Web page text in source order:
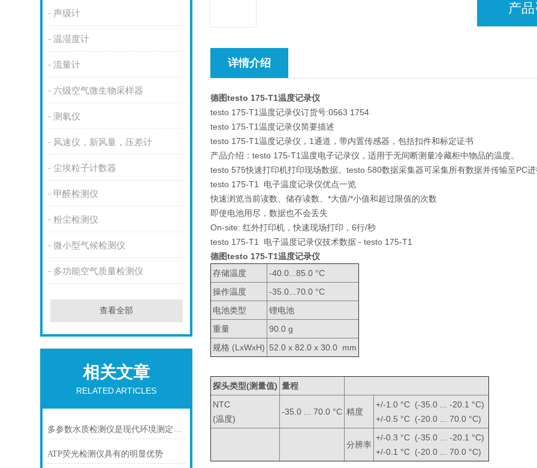
声级计
温湿度计
流量计
六级空气微生物采样器
测氡仪
风速仪，新风量，压差计
尘埃粒子计数器
甲醛检测仪
粉尘检测仪
微小型气候检测仪
多功能空气质量检测仪
查看全部
相关文章
RELATED ARTICLES
多参数水质检测仪是现代环境测定的仪器之一
ATP荧光检测仪具有的明显优势
产
详情介绍
德图testo 175-T1温度记录仪
testo 175-T1温度记录仪订货号:0563 1754
testo 175-T1温度记录仪简要描述
testo 175-T1温度记录仪，1通道，带内置传感器，包括扣件和标定证书
产品介绍：testo 175-T1温度电子记录仪，适用于无间断测量冷藏柜中物品的温度。
testo 575快速打印机打印现场数据。testo 580数据采集器可采集所有数据并传输至PC进
testo 175-T1 电子温度记录仪优点一览
快速浏览当前读数、储存读数、*大值/*小值和超过限值的次数
即使电池用尽，数据也不会丢失
On-site: 红外打印机，快速现场打印，6行/秒
testo 175-T1 电子温度记录仪技术数据 - testo 175-T1
德图testo 175-T1温度记录仪
存储温度
-40.0...85.0 °C
操作温度
-35.0...70.0 °C
电池类型
锂电池
重量
90.0 g
规格 (LxWxH) 52.0 x 82.0 x 30.0 mm
探头类型(测量值) 量程
NTC
(温度)
-35.0 ... 70.0 °C 精度
+/-1.0 °C (-35.0 ... -20.1 °C)
+/-0.5 °C (-20.0 ... 70.0 °C)
分辨率
+/-0.3 °C (-35.0 ... -20.1 °C)
+/-0.1 °C (-20.0 ... 70.0 °C)